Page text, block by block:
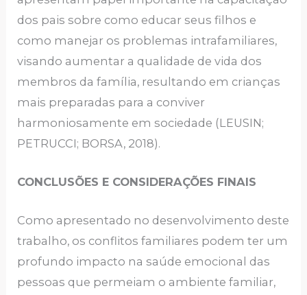
dos pais sobre como educar seus filhos e
como manejar os problemas intrafamiliares,
visando aumentar a qualidade de vida dos
membros da família, resultando em crianças
mais preparadas para a conviver
harmoniosamente em sociedade (LEUSIN;
PETRUCCI; BORSA, 2018).
CONCLUSÕES E CONSIDERAÇÕES FINAIS
Como apresentado no desenvolvimento deste
trabalho, os conflitos familiares podem ter um
profundo impacto na saúde emocional das
pessoas que permeiam o ambiente familiar,